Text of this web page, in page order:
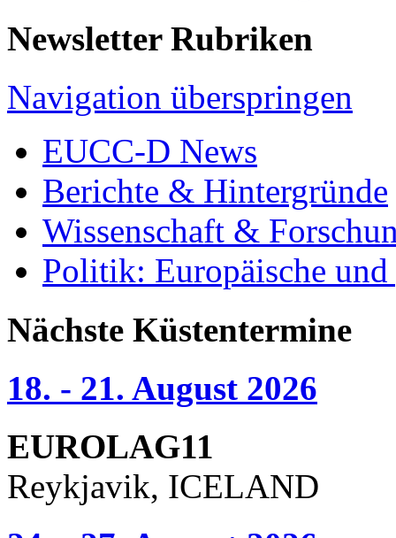
Newsletter Rubriken
Navigation überspringen
EUCC-D News
Berichte & Hintergründe
Wissenschaft &
Politik: Europäische
Nächste Küstentermine
18. - 21. August 2026
EUROLAG11
Reykjavik, ICELAND